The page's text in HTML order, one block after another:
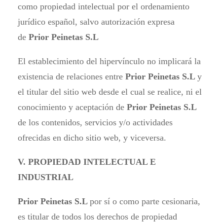
como propiedad intelectual por el ordenamiento
jurídico español, salvo autorización expresa
de Prior Peinetas S.L
El establecimiento del hipervínculo no implicará la
existencia de relaciones entre Prior Peinetas S.L y
el titular del sitio web desde el cual se realice, ni el
conocimiento y aceptación de Prior Peinetas S.L
de los contenidos, servicios y/o actividades
ofrecidas en dicho sitio web, y viceversa.
V. PROPIEDAD INTELECTUAL E
INDUSTRIAL
Prior Peinetas S.L por sí o como parte cesionaria,
es titular de todos los derechos de propiedad